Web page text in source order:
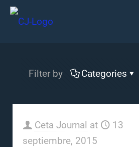
Filter by Categories
Ceta Journal at
13
septiembre, 2015